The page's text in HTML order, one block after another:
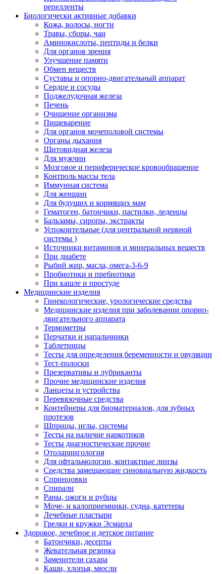
репелленты
Биологически активные добавки
Кожа, волосы, ногти
Травы, сборы, чаи
Аминокислоты, пептиды и белки
Для органов зрения
Улучшение памяти
Обмен веществ
Суставы и опорно-двигательный аппарат
Сердце и сосуды
Поджелудочная железа
Печень
Очищение организма
Пищеварение
Для органов мочеполовой системы
Органы дыхания
Щитовидная железа
Для мужчин
Мозговое и периферическое кровообращение
Контроль массы тела
Иммунная система
Для женщин
Для будущих и кормящих мам
Гематоген, батончики, пастилки, леденцы
Бальзамы, сиропы, экстракты
Успокоительные (для центральной нервной
системы )
Источники витаминов и минеральных веществ
При диабете
Рыбий жир, масла, омега-3-6-9
Пробиотики и пребиотики
При кашле и простуде
Медицинские изделия
Гинекологические, урологические средства
Медицинские изделия при заболевании опорно-
двигательного аппарата
Термометры
Перчатки и напальчники
Таблетницы
Тесты для определения беременности и овуляции
Тест-полоски
Презервативы и лубриканты
Прочие медицинские изделия
Ланцеты и устройства
Перевязочные средства
Контейнеры для биоматериалов, для зубных
протезов
Шприцы, иглы, системы
Тесты на наличие наркотиков
Тесты диагностические прочие
Отоларингология
Для офтальмологии, контактные линзы
Средства замещающие синовиальную жидкость
Спринцовки
Спирали
Раны, ожоги и рубцы
Моче- и калоприемники, судна, катетеры
Лечебные пластыри
Грелки и кружки Эсмарха
Здоровое, лечебное и детское питание
Батончики, десерты
Жевательная резинка
Заменители сахара
Каши, хлопья, мюсли